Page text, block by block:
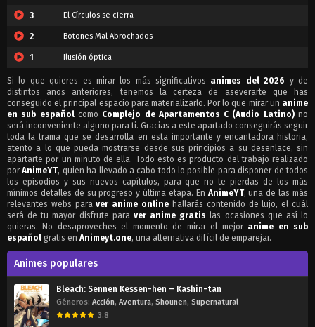
3 El Círculos se cierra
2 Botones Mal Abrochados
1 Ilusión óptica
Si lo que quieres es mirar los más significativos animes del 2026 y de
distintos años anteriores, tenemos la certeza de aseverarte que has
conseguido el principal espacio para materializarlo. Por lo que mirar un anime
en sub españolcomo Complejo de Apartamentos C (Audio Latino)no
será inconveniente alguno para ti. Gracias a este apartado conseguirás seguir
toda la trama que se desarrolla en esta importante y encantadora historia,
atento a lo que pueda mostrarse desde sus principios a su desenlace, sin
apartarte por un minuto de ella. Todo esto es producto del trabajo realizado
porAnimeYT, quien ha llevado a cabo todo lo posible para disponer de todos
los episodios y sus nuevos capítulos, para que no te pierdas de los más
mínimos detalles de su progreso y última etapa. En AnimeYT, una de las más
relevantes webs paraver anime online hallarás contenido de lujo, el cuál
será de tu mayor disfrute para ver anime gratis las ocasiones que así lo
quieras. No desaproveches el momento de mirar el mejor anime en sub
español gratis en Animeyt.one, una alternativa difícil de emparejar.
Animes populares
Bleach: Sennen Kessen-hen – Kashin-tan
Géneros: Acción, Aventura, Shounen, Supernatural
3.8